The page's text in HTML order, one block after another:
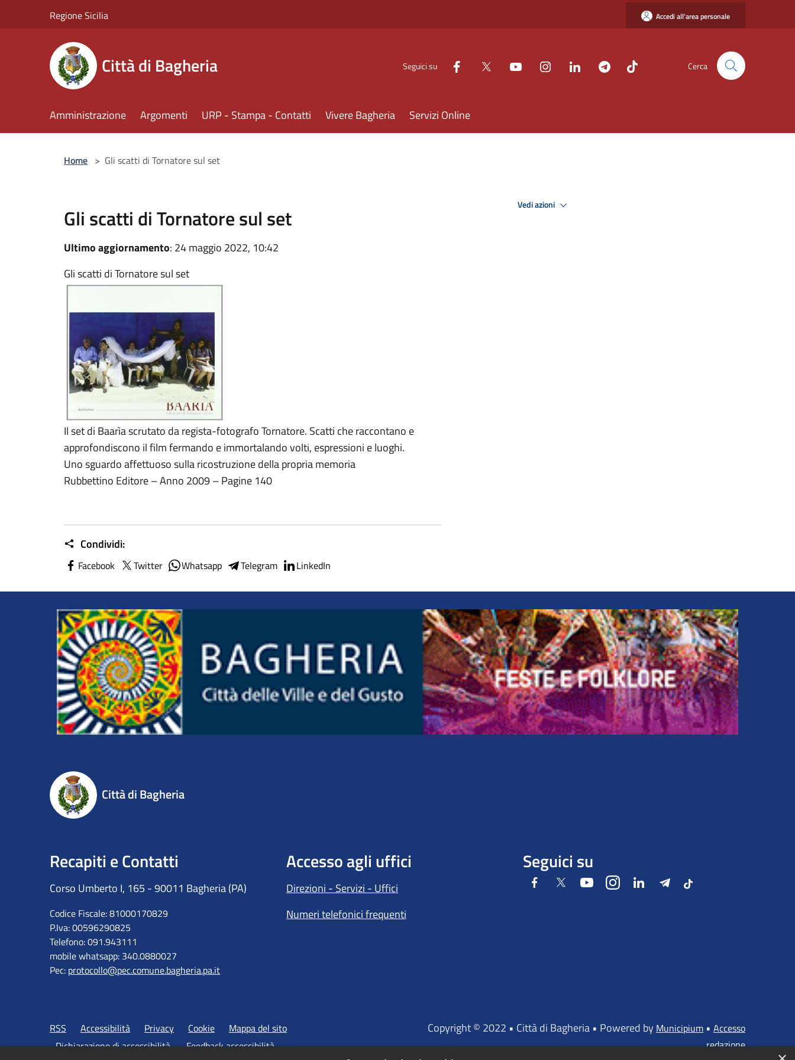
Regione Sicilia Accedi all'area personale
Città di Bagheria Seguici su Cerca
Amministrazione Argomenti URP - Stampa - Contatti Vivere Bagheria Servizi Online
Home > Gli scatti di Tornatore sul set
Gli scatti di Tornatore sul set
Ultimo aggiornamento: 24 maggio 2022, 10:42
Gli scatti di Tornatore sul set
Il set di Baarìa scrutato da regista-fotografo Tornatore. Scatti che raccontano e
approfondiscono il film fermando e immortalando volti, espressioni e luoghi.
Uno sguardo affettuoso sulla ricostruzione della propria memoria
Rubbettino Editore – Anno 2009 – Pagine 140
Condividi:
Facebook Twitter Whatsapp Telegram LinkedIn
Vedi azioni
Città di Bagheria
Recapiti e Contatti
Corso Umberto I, 165 - 90011 Bagheria (PA)
Codice Fiscale: 81000170829
P.Iva: 00596290825
Telefono: 091.943111
mobile whatsapp: 340.0880027
Pec: protocollo@pec.comune.bagheria.pa.it
Accesso agli uffici
Direzioni - Servizi - Uffici
Numeri telefonici frequenti
Seguici su
FacebookTwitter YoutubeInstagramLinkedIn Telegram
Tiktok
RSS Accessibilità Privacy Cookie
Mappa del sito
Dichiarazione di accessibilità
Feedback accessibilità
Copyright © 2022 • Città di Bagheria • Powered by Municipium • Accesso
redazione